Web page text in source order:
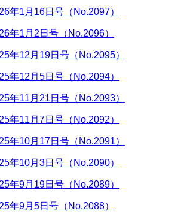
年1月16日号（No.2097）
年1月2日号（No.2096）
年12月19日号（No.2095）
年12月5日号（No.2094）
年11月21日号（No.2093）
年11月7日号（No.2092）
年10月17日号（No.2091）
年10月3日号（No.2090）
年9月19日号（No.2089）
年9月5日号（No.2088）